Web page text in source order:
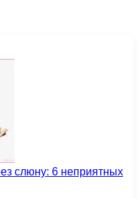
слюну: 6 неприятных